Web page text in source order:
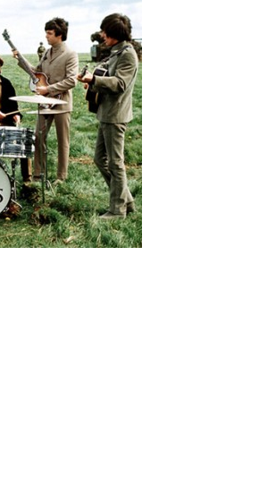
|RSS|Aktualizováno: 5. 8. 2026